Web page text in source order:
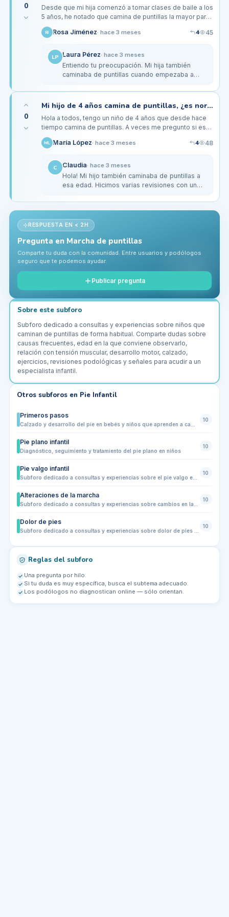
0
Desde que mi hija comenzó a tomar clases de baile a los
5 años, he notado que camina de puntillas la mayor parte
del tiempo. Al principio pensé que era solo parte de su
estilo de…
RJ Rosa Jiménez· hace 3 meses 4 45
LP Laura Pérez· hace 3 meses
Entiendo tu preocupación. Mi hija también
caminaba de puntillas cuando empezaba a
podólogo y me dijeron que, si no…
0
Mi hijo de 4 años camina de puntillas, ¿es normal o hay que preocuparse?
Hola a todos, tengo un niño de 4 años que desde hace
tiempo camina de puntillas. A veces me pregunto si esto
es algo normal a su edad o si debo estar atenta a algún
problema de…
ML María López· hace 3 meses 4 48
C Claudia· hace 3 meses
Hola! Mi hijo también caminaba de puntillas a
esa edad. Hicimos varias revisiones con un
común en niños pequeños,…
RESPUESTA EN < 2H
Pregunta en Marcha de puntillas
Comparte tu duda con la comunidad. Entre usuarios y podólogos
seguro que te podemos ayudar.
Publicar pregunta
Sobre este subforo
Subforo dedicado a consultas y experiencias sobre niños que
caminan de puntillas de forma habitual. Comparte dudas sobre
causas frecuentes, edad en la que conviene observarlo,
relación con tensión muscular, desarrollo motor, calzado,
ejercicios, revisiones podológicas y señales para acudir a un
especialista infantil.
Otros subforos en Pie Infantil
Primeros pasos
10
Pie plano infantil
Diagnóstico, seguimiento y tratamiento del pie plano en niños
10
Pie valgo infantil
Subforo dedicado a consultas y experiencias sobre el pie valgo en niños: tobillos que se inclinan hacia dentro, pisada alterada, cansancio al caminar, dolor en pies o piernas, uso de plantillas, elección de calzado y evolución con el crecimiento. Ideal para familias que buscan orientación y señales para saber cuándo acudir a un podólogo infantil.
10
Alteraciones de la marcha
10
Dolor de pies
10
Reglas del subforo
Una pregunta por hilo.
Si tu duda es muy específica, busca el subtema adecuado.
Los podólogos no diagnostican online — sólo orientan.